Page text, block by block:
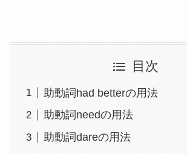
目次
助動詞had betterの用法
助動詞needの用法
助動詞dareの用法